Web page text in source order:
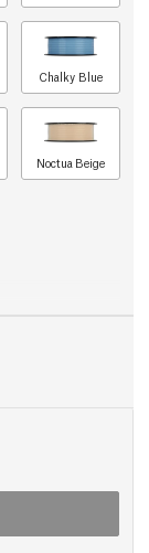
Chalky Blue
Noctua Beige